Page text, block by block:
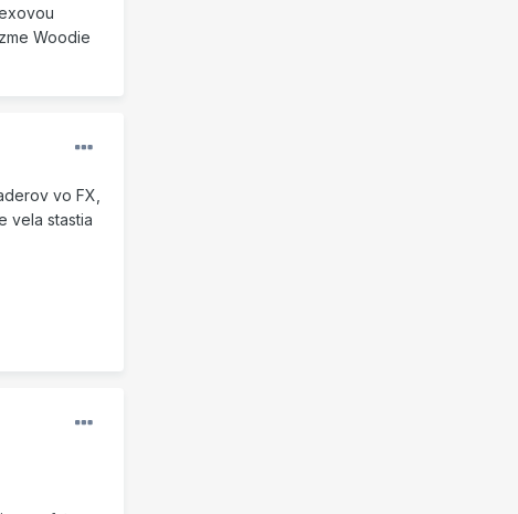
Woodie
vo FX,
vela stastia